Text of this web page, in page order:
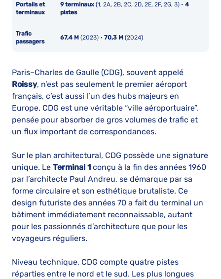
Portails et
terminaux
9 terminaux (1, 2A, 2B, 2C, 2D, 2E, 2F, 2G, 3) • 4
pistes
Trafic
passagers
67,4 M (2023) • 70,3 M (2024)
Paris–Charles de Gaulle (CDG), souvent appelé
Roissy, n’est pas seulement le premier aéroport
français, c’est aussi l’un des hubs majeurs en
Europe. CDG est une véritable “ville aéroportuaire”,
pensée pour absorber de gros volumes de trafic et
un flux important de correspondances.
Sur le plan architectural, CDG possède une signature
unique. Le Terminal 1 conçu à la fin des années 1960
par l’architecte Paul Andreu, se démarque par sa
forme circulaire et son esthétique brutaliste. Ce
design futuriste des années 70 a fait du terminal un
bâtiment immédiatement reconnaissable, autant
pour les passionnés d’architecture que pour les
voyageurs réguliers.
Niveau technique, CDG compte quatre pistes
réparties entre le nord et le sud. Les plus longues